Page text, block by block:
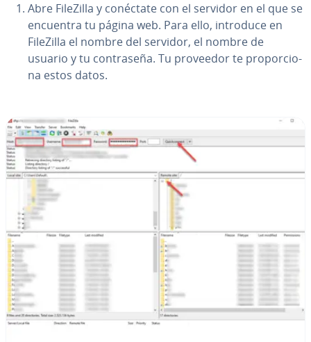
Abre FileZilla y conéctate con el servidor en el que se
encuentra tu página web. Para ello, introduce en
FileZilla el nombre del servidor, el nombre de
usuario y tu co­n­tra­se­ña. Tu proveedor te pro­po­r­cio­
na estos datos.